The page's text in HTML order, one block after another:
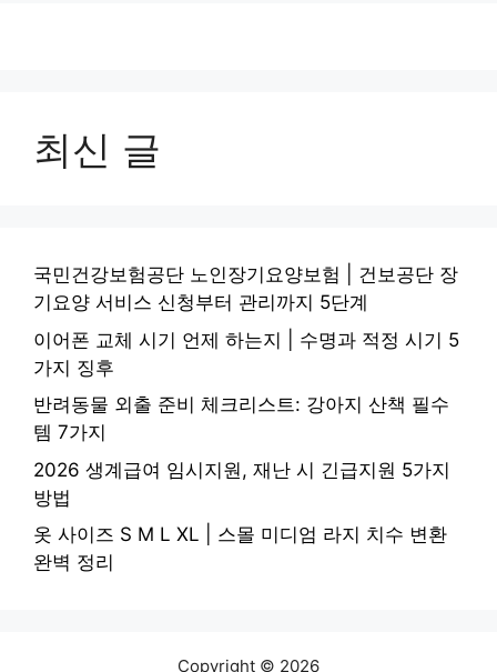
최신 글
국민건강보험공단 노인장기요양보험 | 건보공단 장
기요양 서비스 신청부터 관리까지 5단계
이어폰 교체 시기 언제 하는지 | 수명과 적정 시기 5
가지 징후
반려동물 외출 준비 체크리스트: 강아지 산책 필수
템 7가지
2026 생계급여 임시지원, 재난 시 긴급지원 5가지
방법
옷 사이즈 S M L XL | 스몰 미디엄 라지 치수 변환
완벽 정리
Copyright © 2026